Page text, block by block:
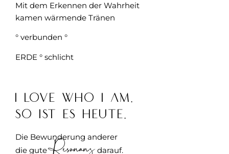
Mit dem Erkennen der Wahrheit
kamen wärmende Tränen
° verbunden °
ERDE ° schlicht
I love who I am.
So ist es heute.
Die Bewunderung anderer
die guteResonanzdarauf.